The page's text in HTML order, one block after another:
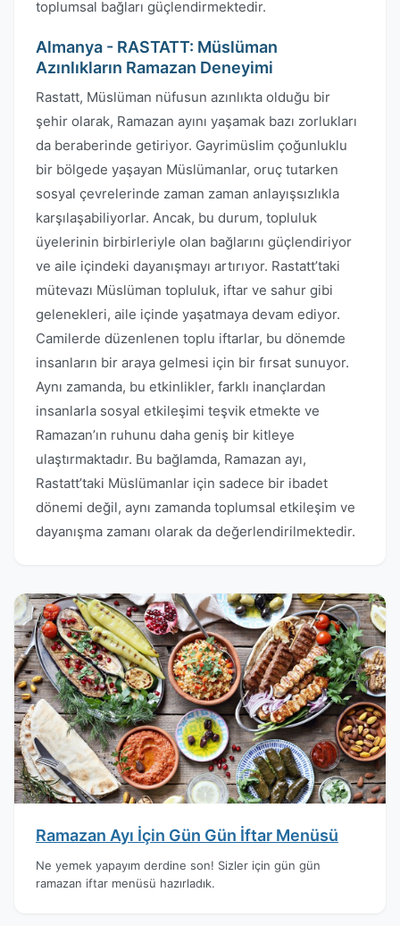
toplumsal bağları güçlendirmektedir.
Almanya - RASTATT: Müslüman
Azınlıkların Ramazan Deneyimi
Rastatt, Müslüman nüfusun azınlıkta olduğu bir
şehir olarak, Ramazan ayını yaşamak bazı zorlukları
da beraberinde getiriyor. Gayrimüslim çoğunluklu
bir bölgede yaşayan Müslümanlar, oruç tutarken
sosyal çevrelerinde zaman zaman anlayışsızlıkla
karşılaşabiliyorlar. Ancak, bu durum, topluluk
üyelerinin birbirleriyle olan bağlarını güçlendiriyor
ve aile içindeki dayanışmayı artırıyor. Rastatt’taki
mütevazı Müslüman topluluk, iftar ve sahur gibi
gelenekleri, aile içinde yaşatmaya devam ediyor.
Camilerde düzenlenen toplu iftarlar, bu dönemde
insanların bir araya gelmesi için bir fırsat sunuyor.
Aynı zamanda, bu etkinlikler, farklı inançlardan
insanlarla sosyal etkileşimi teşvik etmekte ve
Ramazan’ın ruhunu daha geniş bir kitleye
ulaştırmaktadır. Bu bağlamda, Ramazan ayı,
Rastatt’taki Müslümanlar için sadece bir ibadet
dönemi değil, aynı zamanda toplumsal etkileşim ve
dayanışma zamanı olarak da değerlendirilmektedir.
Ramazan Ayı İçin Gün Gün İftar Menüsü
Ne yemek yapayım derdine son! Sizler için gün gün
ramazan iftar menüsü hazırladık.